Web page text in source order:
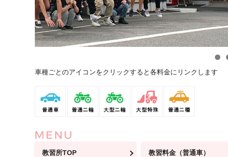
車種ごとのアイコンをクリックすると各料金にリンクします
教習所TOP 教習料金（普通車）